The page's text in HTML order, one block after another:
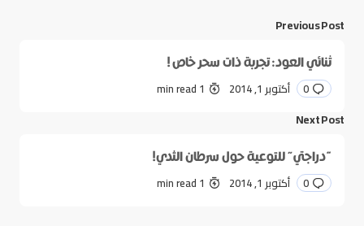
Previous Post
ثنائي العود: تجربة ذات سحر خاص !
0 أكتوبر 1, 2014 1 min read
Next Post
“دراجتي” للتوعية حول سرطان الثدي!
0 أكتوبر 1, 2014 1 min read